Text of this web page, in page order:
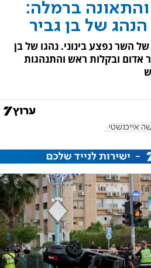
ברמלה:
של בן גביר
השר נפצע בינוני. נהגו של בן
אדום ובקלות ראש והתנהגות
אייכנשטיין